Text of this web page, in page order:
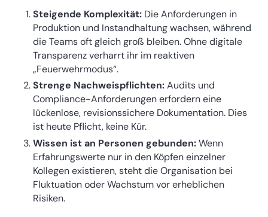
Steigende Komplexität: Die Anforderungen in
Produktion und Instandhaltung wachsen, während
die Teams oft gleich groß bleiben. Ohne digitale
Transparenz verharrt ihr im reaktiven
„Feuerwehrmodus“.
Strenge Nachweispflichten:Audits und
Compliance-Anforderungen erfordern eine
lückenlose, revisionssichere Dokumentation. Dies
ist heute Pflicht, keine Kür.
Wissen ist an Personen gebunden:Wenn
Erfahrungswerte nur in den Köpfen einzelner
Kollegen existieren, steht die Organisation bei
Fluktuation oder Wachstum vor erheblichen
Risiken.